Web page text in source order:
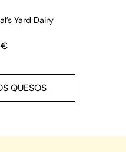
Yard Dairy
€
QUESOS